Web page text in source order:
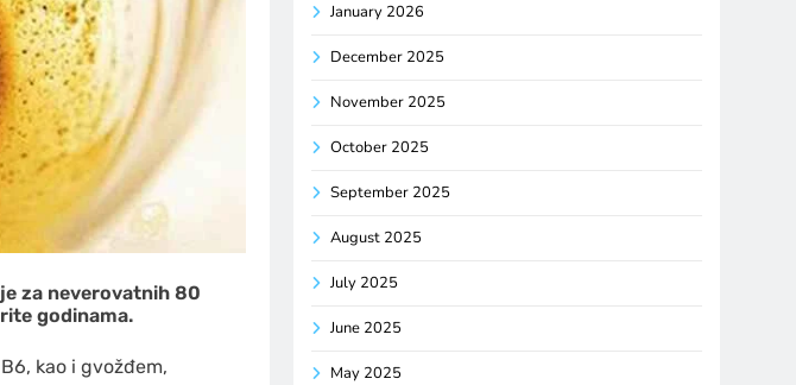
za neverovatnih 80
godinama.
kao i gvožđem,
January 2026
December 2025
November 2025
October 2025
September 2025
August 2025
July 2025
June 2025
May 2025